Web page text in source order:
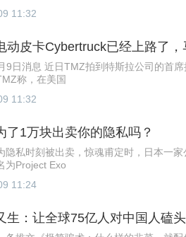
11:32
动皮卡Cybertruck已经上路了
9日消息 近日TMZ拍到特斯拉公司的首
称，在美国
11:32
了1万块出卖你的隐私吗？
隐私时刻被出卖，惊魂甫定时，日本一
为Project Exo
11:24
生：让全球75亿人对中国人磕